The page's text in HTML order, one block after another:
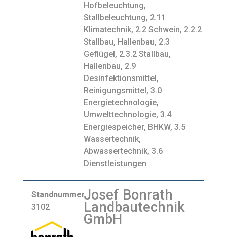
Hofbeleuchtung,
Stallbeleuchtung, 2.11
Klimatechnik, 2.2 Schwein, 2.2.2
Stallbau, Hallenbau, 2.3
Geflügel, 2.3.2 Stallbau,
Hallenbau, 2.9
Desinfektionsmittel,
Reinigungsmittel, 3.0
Energietechnologie,
Umwelttechnologie, 3.4
Energiespeicher, BHKW, 3.5
Wassertechnik,
Abwassertechnik, 3.6
Dienstleistungen
Standnummer
3102
Josef Bonrath
Landbautechnik
GmbH